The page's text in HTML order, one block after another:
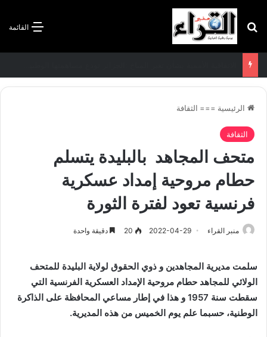
القائمة بحث عن
الرئيسية === الثقافة
الثقافة
متحف المجاهد بالبليدة يتسلم
حطام مروحية إمداد عسكرية
فرنسية تعود لفترة الثورة
منبر القراء 2022-04-29
20 دقيقة واحدة
سلمت مديرية المجاهدين و ذوي الحقوق لولاية البليدة للمتحف
الولائي للمجاهد حطام مروحية الإمداد العسكرية الفرنسية التي
سقطت سنة 1957 و هذا في إطار مساعي المحافظة على الذاكرة
الوطنية، حسبما علم يوم الخميس من هذه المديرية.